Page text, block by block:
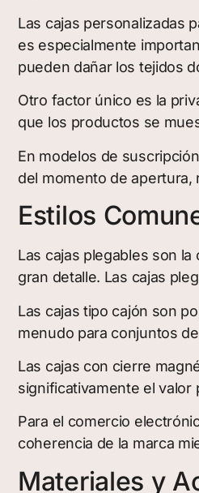
Las cajas personalizadas
es especialmente
pueden dañar los tejidos
Otro factor único es la
que los productos se
En modelos de
del momento de
Estilos
Las cajas plegables son
gran detalle. Las cajas
Las cajas tipo cajón son
menudo para conjuntos
Las cajas con cierre
significativamente el valor
Para el comercio
coherencia de la marca
Materiales y